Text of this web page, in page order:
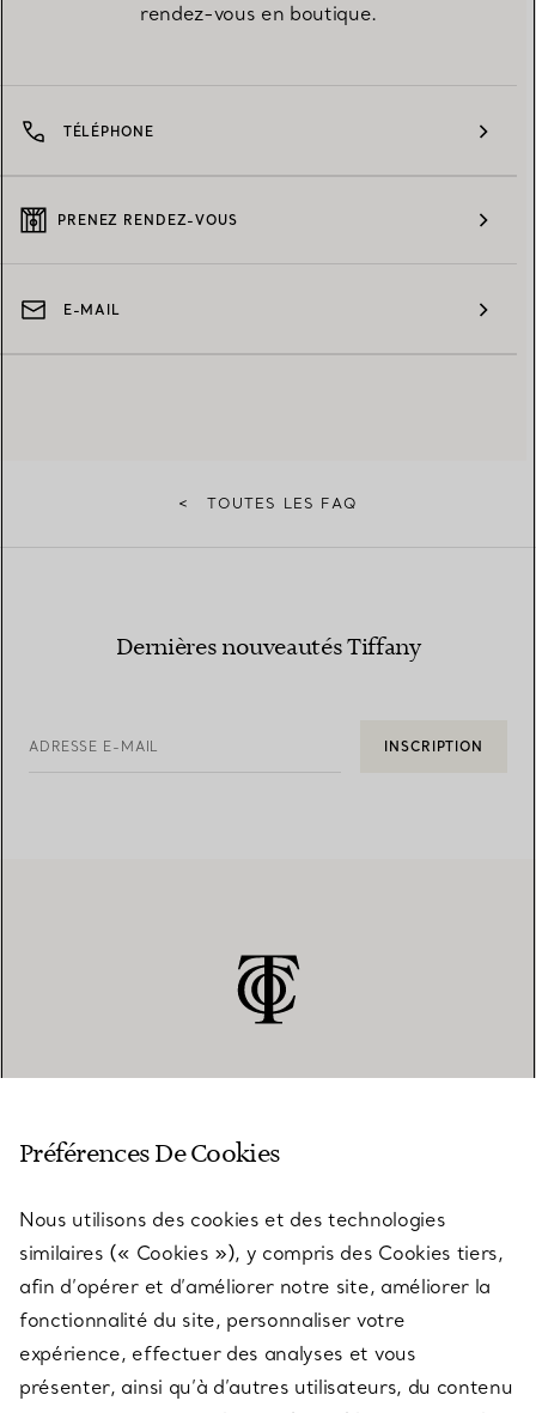
rendez-vous en boutique.
TÉLÉPHONE
PRENEZ RENDEZ-VOUS
E-MAIL
< TOUTES LES FAQ
Dernières nouveautés Tiffany
ADRESSE E-MAIL INSCRIPTION
SERVICES
À PROPOS
Préférences De Cookies
Nous utilisons des cookies et des technologies
similaires (« Cookies »), y compris des Cookies tiers,
afin d’opérer et d’améliorer notre site, améliorer la
fonctionnalité du site, personnaliser votre
expérience, effectuer des analyses et vous
présenter, ainsi qu’à d’autres utilisateurs, du contenu